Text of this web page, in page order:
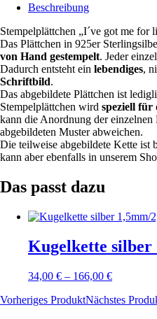
Beschreibung
Stempelplättchen „I´ve got me for
Das Plättchen in 925er
von Hand gestempelt. Jeder
Dadurch entsteht ein lebendiges,
Schriftbild.
Das abgebildete Plättchen ist
Stempelplättchen wird speziell für
kann die Anordnung der
abgebildeten Muster abweichen.
Die teilweise abgebildete Kette ist
kann aber ebenfalls in unserem
Das passt dazu
Kugelkette silber
34,00 € – 166,00 €
Vorheriges ProduktNächstes